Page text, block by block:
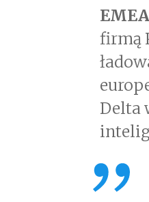
EMEA
firmą
Delta